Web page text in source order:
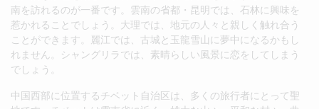
南を訪れるのが一番です。雲南の省都・昆明では、石林に興味を
惹かれることでしょう。大理では、地元の人々と親しく触れ合う
ことができます。麗江では、古城と玉龍雪山に夢中になるかもし
れません。シャングリラでは、素晴らしい風景に恋をしてしまう
でしょう。
中国西部に位置するチベット自治区は、多くの旅行者にとって聖